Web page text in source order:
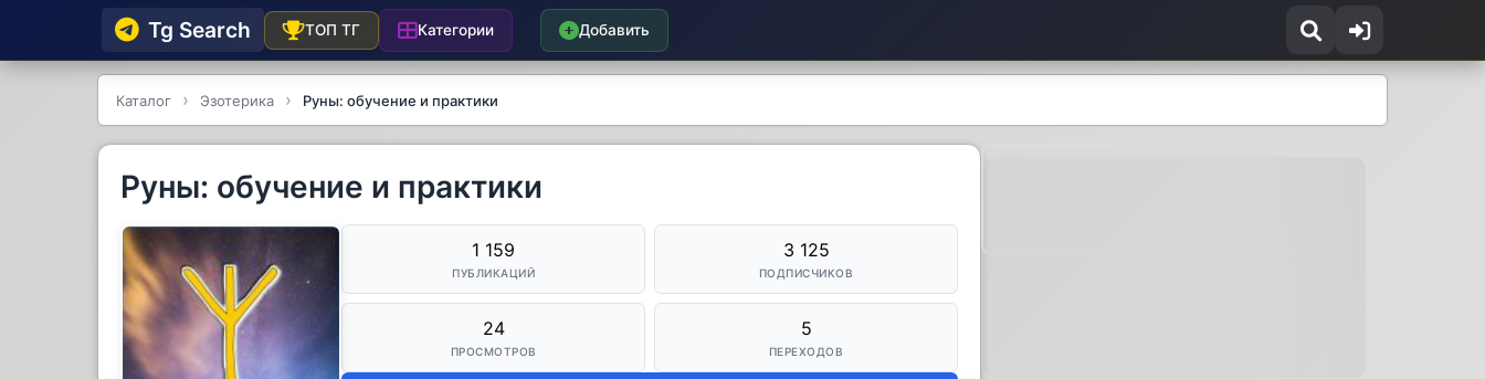
Tg Searсh ТОП ТГ Категории Добавить
Каталог Эзотерика Руны: обучение и практики
Руны: обучение и практики
1 159
ПУБЛИКАЦИЙ
3 125
ПОДПИСЧИКОВ
24
ПРОСМОТРОВ
5
ПЕРЕХОДОВ